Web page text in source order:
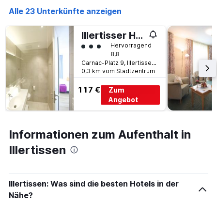
1
X-
Achse,
die
Wochentage
anzeigt.
Das
Diagramm
hat
Y-
den
durchschnittlichen
Zimmerpreis
Alle 23 Unterkünfte anzeigen
Illertisser Hof
Bewertungskategorie 3
Hervorragend
8,8
Carnac-Platz 9, Illertissen, Bayern, Deutschland
0,3 km vom Stadtzentrum
117 €
Zum
Angebot
Informationen zum Aufenthalt in
Illertissen
Illertissen: Was sind die besten Hotels in der
Nähe?